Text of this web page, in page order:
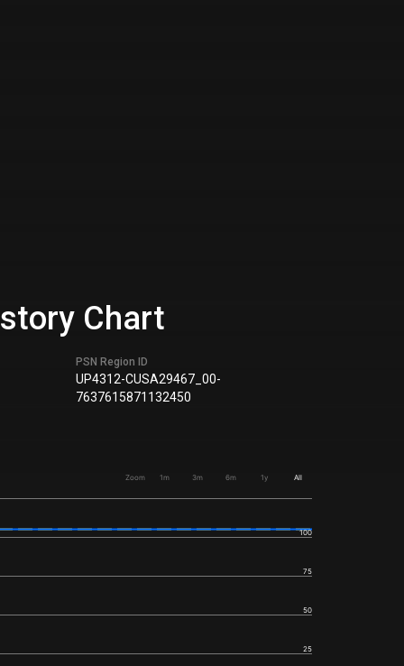
Chart
PSN Region ID
UP4312-CUSA29467_00-
7637615871132450
Zoom 1m 3m 6m 1y All
25
50
75
100